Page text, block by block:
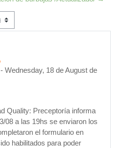
- Wednesday, 18 de August de
Quality: Preceptoría informa
08 a las 19hs se enviaron los
el formulario en
habilitados para poder